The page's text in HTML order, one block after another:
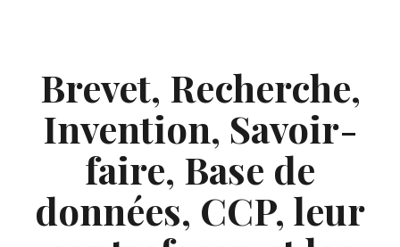
Brevet, Recherche,
Invention, Savoir-
faire, Base de
données, CCP, leur